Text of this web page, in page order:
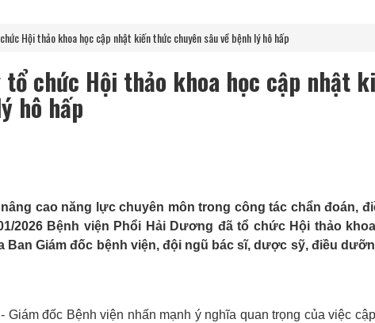
Hội thảo khoa học cập nhật kiến thức chuyên sâu về bệnh lý hô hấp
chức Hội thảo khoa học cập nhật
hô hấp
cao năng lực chuyên môn trong công tác chẩn đoán,
2026 Bệnh viện Phổi Hải Dương đã tổ chức Hội thảo
Giám đốc bệnh viện, đội ngũ bác sĩ, dược sỹ, điều
Giám đốc Bệnh viện nhấn mạnh ý nghĩa quan trọng của việc